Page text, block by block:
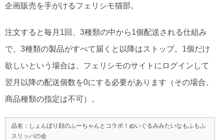
企画販売を手がけるフェリシモ猫部。
注文すると毎月1回、3種類の中から1個配送される仕組み
で、3種類の製品がすべて届くと以降はストップ。1個だけ
欲しいという場合は、フェリシモのサイトにログインして
翌月以降の配送個数を0にする必要があります（その場合、
商品種類の指定は不可）。
品名：しょんぼり顔のふーちゃんとコラボ！ぬいぐるみみたいなもふもふ
スリッパの会